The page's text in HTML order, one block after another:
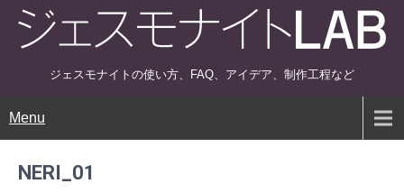
ジェスモナイトの使い方、FAQ、アイデア、制作工程など
Menu
NERI_01